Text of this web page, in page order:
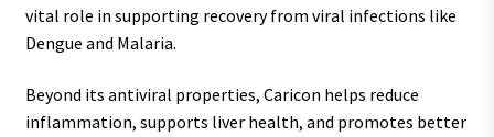
vital role in supporting recovery from viral infections like
Dengue and Malaria.
Beyond its antiviral properties, Caricon helps reduce
inflammation, supports liver health, and promotes better